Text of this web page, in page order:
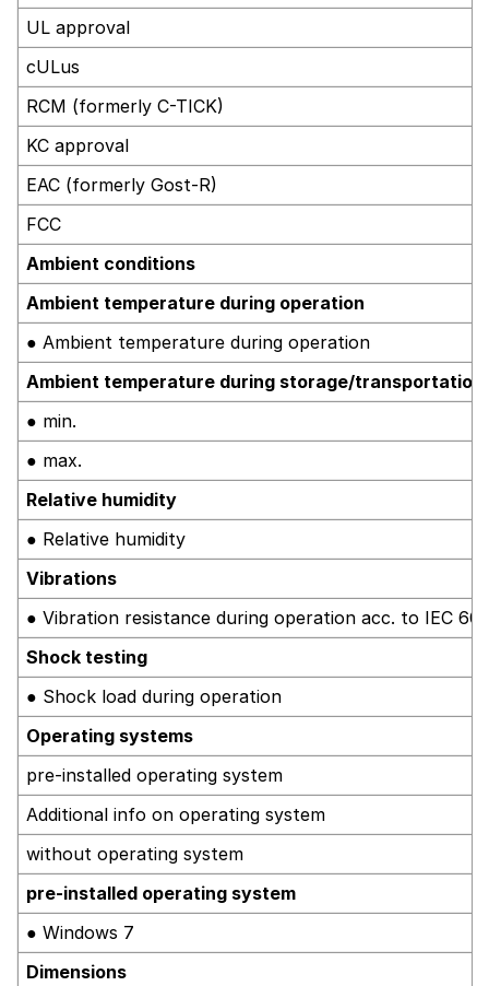
UL approval
cULus
RCM (formerly C-TICK)
KC approval
EAC (formerly Gost-R)
FCC
Ambient conditions
Ambient temperature during operation
● Ambient temperature during operation
Ambient temperature during storage/transportation
● min.
● max.
Relative humidity
● Relative humidity
Vibrations
● Vibration resistance during operation acc. to IEC
Shock testing
● Shock load during operation
Operating systems
pre-installed operating system
Additional info on operating system
without operating system
pre-installed operating system
● Windows 7
Dimensions